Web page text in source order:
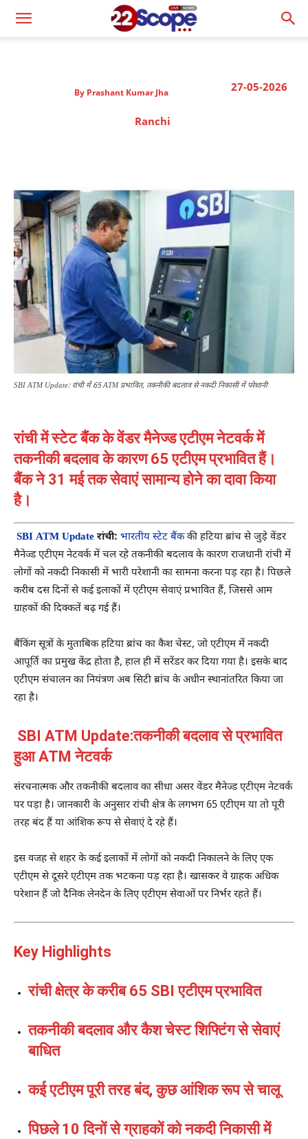
27-05-2026
By Prashant Kumar Jha
Ranchi
SBI ATM Update: रांची में 65 ATM प्रभावित, तकनीकी बदलाव से नकदी निकासी में परेशानी
रांची में स्टेट बैंक के वेंडर मैनेज्ड एटीएम नेटवर्क में
तकनीकी बदलाव के कारण 65 एटीएम प्रभावित हैं।
बैंक ने 31 मई तक सेवाएं सामान्य होने का दावा किया
है।
SBI ATM Update रांची: भारतीय स्टेट बैंककी हटिया ब्रांच से जुड़े वेंडर
मैनेज्ड एटीएम नेटवर्क में चल रहे तकनीकी बदलाव के कारण राजधानी रांची में
लोगों को नकदी निकासी में भारी परेशानी का सामना करना पड़ रहा है। पिछले
करीब दस दिनों से कई इलाकों में एटीएम सेवाएं प्रभावित हैं, जिससे आम
ग्राहकों की दिक्कतें बढ़ गई हैं।
बैंकिंग सूत्रों के मुताबिक हटिया ब्रांच का कैश चेस्ट, जो एटीएम में नकदी
आपूर्ति का प्रमुख केंद्र होता है, हाल ही में सरेंडर कर दिया गया है। इसके बाद
एटीएम संचालन का नियंत्रण अब सिटी ब्रांच के अधीन स्थानांतरित किया जा
रहा है।
SBI ATM Update:तकनीकी बदलाव से प्रभावित
हुआ ATM नेटवर्क
संरचनात्मक और तकनीकी बदलाव का सीधा असर वेंडर मैनेज्ड एटीएम नेटवर्क
पर पड़ा है। जानकारी के अनुसार रांची क्षेत्र के लगभग 65 एटीएम या तो पूरी
तरह बंद हैं या आंशिक रूप से सेवाएं दे रहे हैं।
इस वजह से शहर के कई इलाकों में लोगों को नकदी निकालने के लिए एक
एटीएम से दूसरे एटीएम तक भटकना पड़ रहा है। खासकर वे ग्राहक अधिक
परेशान हैं जो दैनिक लेनदेन के लिए एटीएम सेवाओं पर निर्भर रहते हैं।
Key Highlights
रांची क्षेत्र के करीब 65 SBI एटीएम प्रभावित
तकनीकी बदलाव और कैश चेस्ट शिफ्टिंग से सेवाएं
बाधित
कई एटीएम पूरी तरह बंद, कुछ आंशिक रूप से चालू
पिछले 10 दिनों से ग्राहकों को नकदी निकासी में